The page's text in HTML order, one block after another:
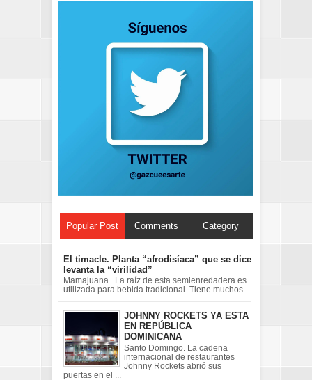
Popular Post Comments Category
El timacle. Planta “afrodisíaca” que se dice
levanta la “virilidad”
Mamajuana . La raíz de esta semienredadera es
utilizada para bebida tradicional Tiene muchos ...
JOHNNY ROCKETS YA ESTA
EN REPÚBLICA
DOMINICANA
Santo Domingo. La cadena
internacional de restaurantes
Johnny Rockets abrió sus
puertas en el ...